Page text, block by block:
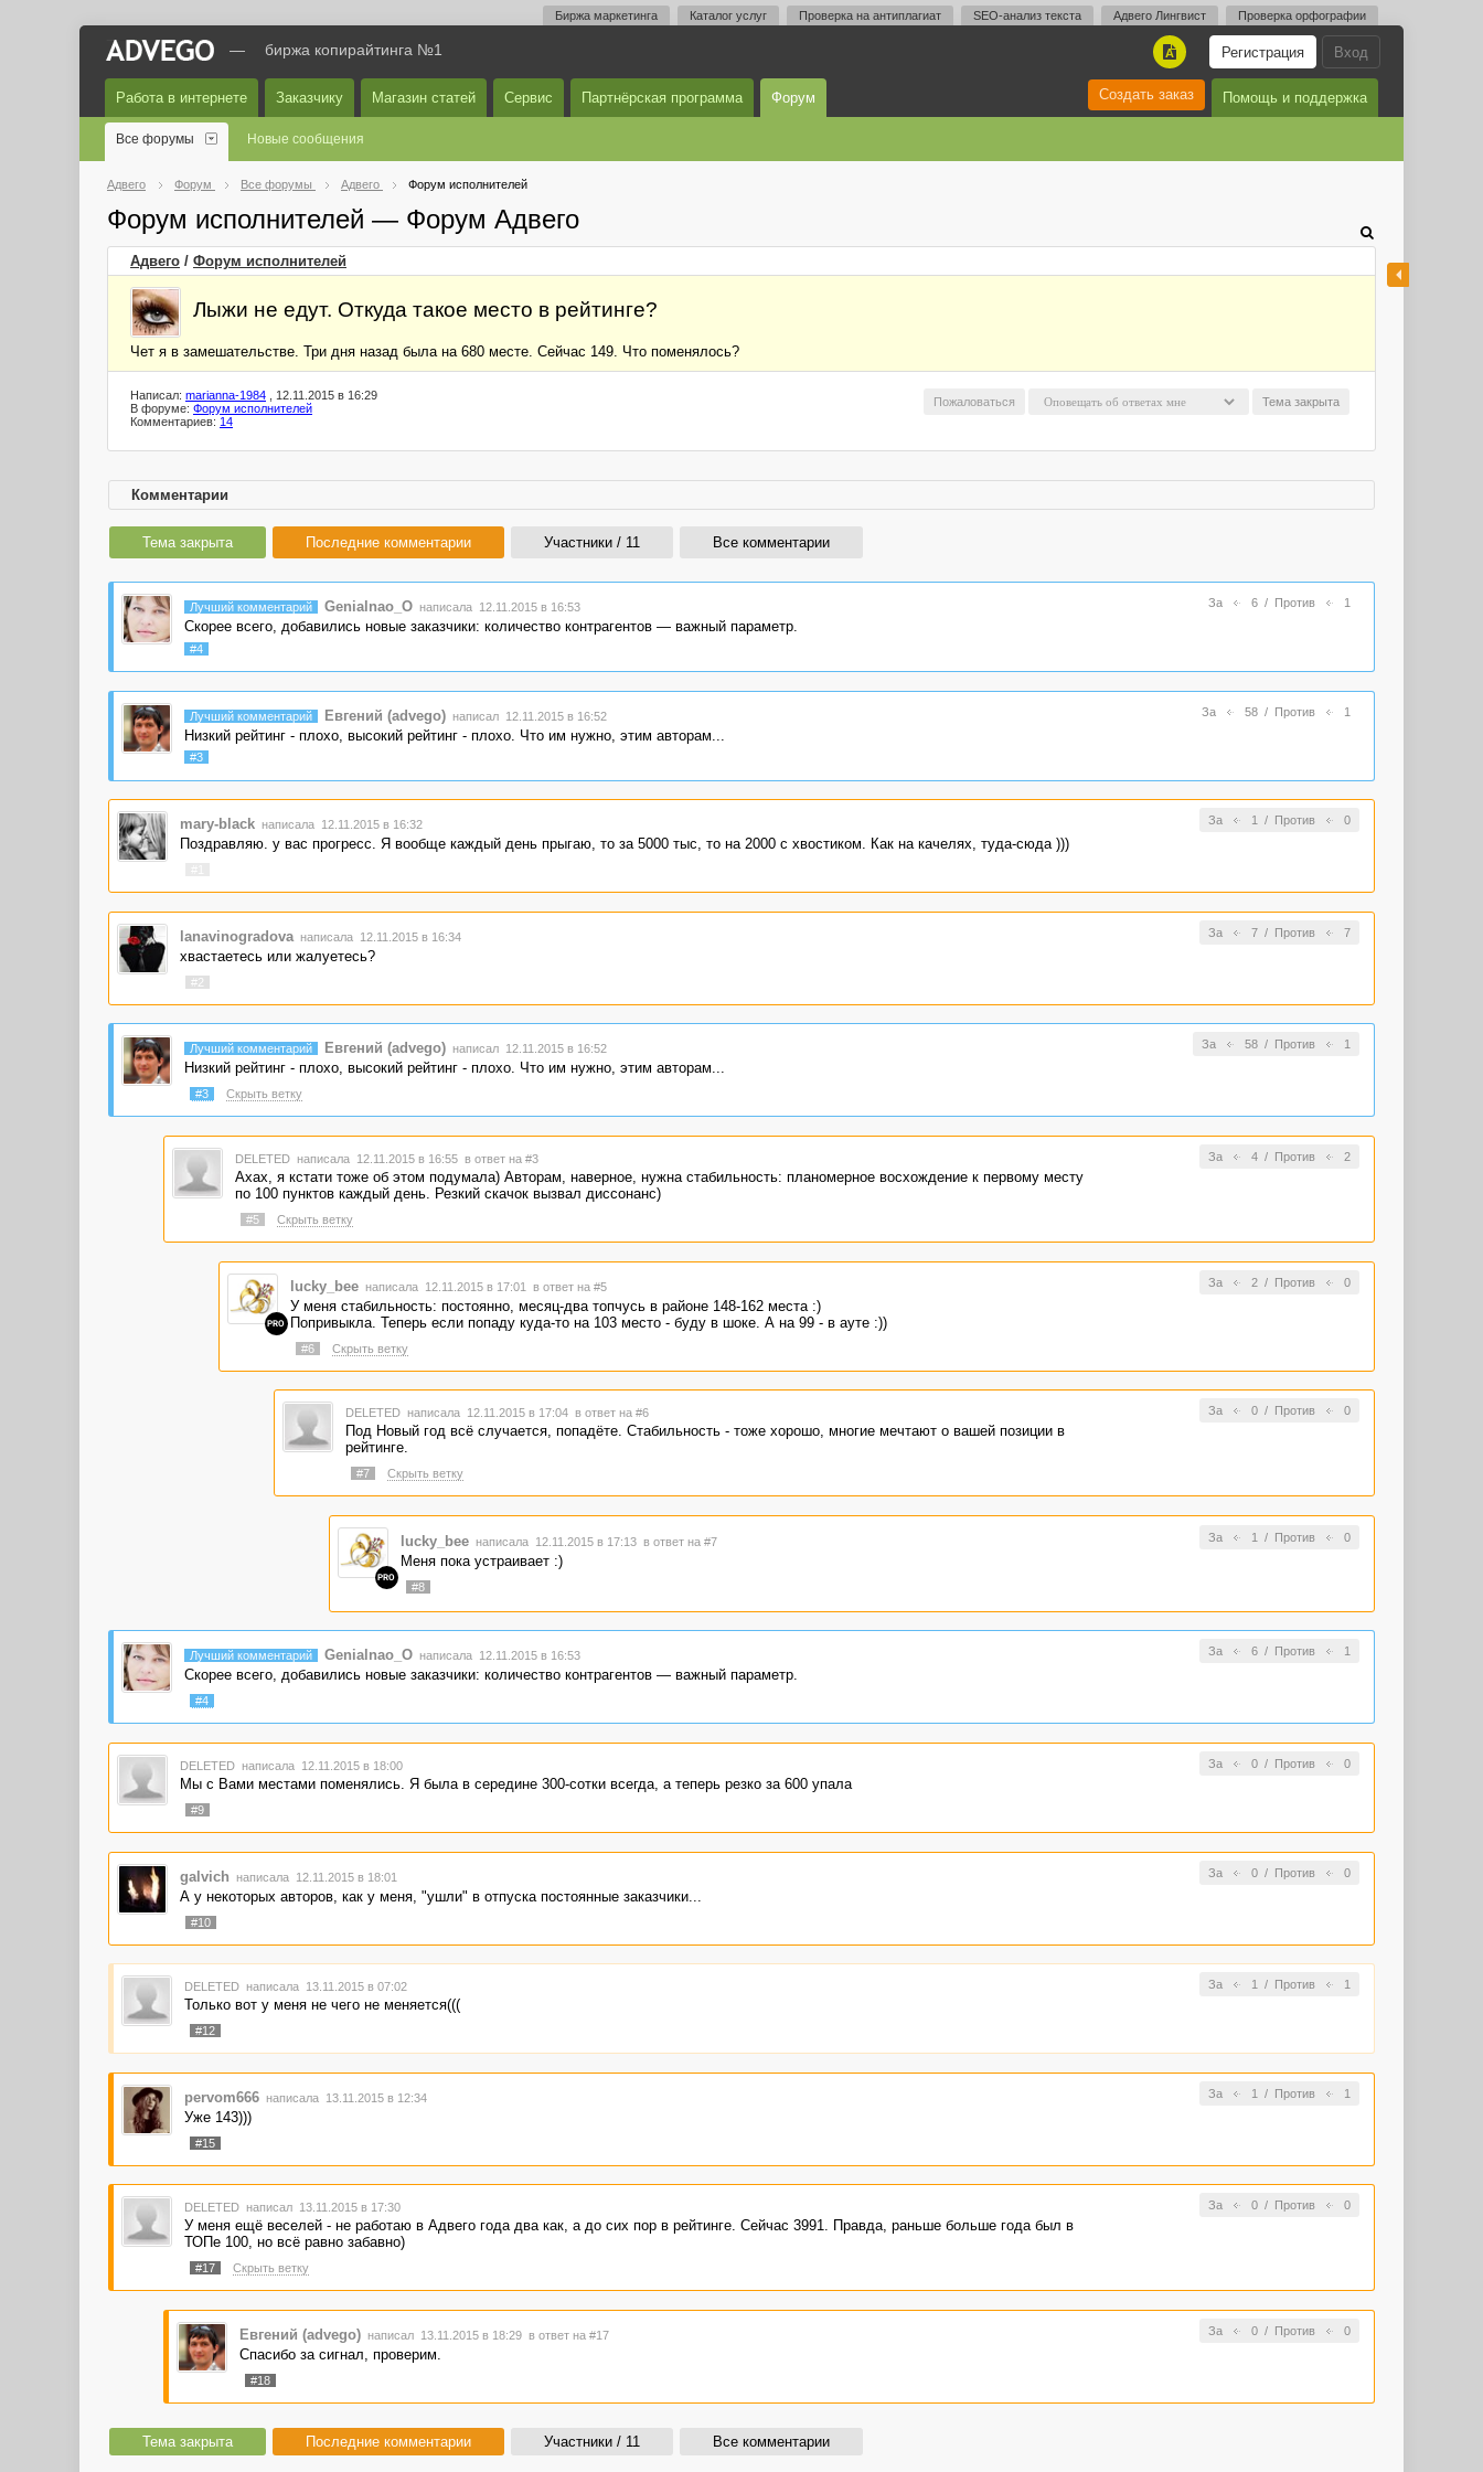
Биржа маркетинга Каталог услуг Проверка на антиплагиат SEO-анализ текста Адвего Лингвист Проверка орфографии
Вход
Регистрация
A
— биржа копирайтинга №1
Работа в интернете Заказчику Магазин статей Сервис Партнёрская программа Форум Помощь и поддержка
Создать заказ
Все форумы Новые сообщения
Адвего Форум Все форумы Адвего Форум исполнителей
Форум исполнителей — Форум Адвего
Адвего / Форум исполнителей
Лыжи не едут. Откуда такое место в рейтинге?
Чет я в замешательстве. Три дня назад была на 680 месте. Сейчас 149. Что поменялось?
Тема закрыта
Пожаловаться
Написал: marianna-1984 , 12.11.2015 в 16:29
В форуме: Форум исполнителей
Комментариев: 14
Комментарии
Тема закрыта Последние комментарии Участники / 11 Все комментарии
За 6/ Против 1
Лучший комментарий Genialnao_O написала 12.11.2015 в 16:53
Скорее всего, добавились новые заказчики: количество контрагентов — важный параметр.
#4
За 58/ Против 1
Лучший комментарий Евгений (advego) написал 12.11.2015 в 16:52
Низкий рейтинг - плохо, высокий рейтинг - плохо. Что им нужно, этим авторам...
#3
За 1 / Против 0
mary-black написала 12.11.2015 в 16:32
Поздравляю. у вас прогресс. Я вообще каждый день прыгаю, то за 5000 тыс, то на 2000 с хвостиком. Как на качелях, туда-сюда )))
За 7/ Против 7
lanavinogradova написала 12.11.2015 в 16:34
хвастаетесь или жалуетесь?
#2
За 58/ Против 1
Лучший комментарий Евгений (advego) написал 12.11.2015 в 16:52
Низкий рейтинг - плохо, высокий рейтинг - плохо. Что им нужно, этим авторам...
#3 Скрыть ветку
За 4/ Против 2
DELETED написала 12.11.2015 в 16:55 в ответ на #3
Ахах, я кстати тоже об этом подумала) Авторам, наверное, нужна стабильность: планомерное восхождение к первому месту
по 100 пунктов каждый день. Резкий скачок вызвал диссонанс)
#5 Скрыть ветку
PRO
За 2/ Против 0
lucky_bee написала 12.11.2015 в 17:01 в ответ на #5
У меня стабильность: постоянно, месяц-два топчусь в районе 148-162 места :)
Попривыкла. Теперь если попаду куда-то на 103 место - буду в шоке. А на 99 - в ауте :))
#6 Скрыть ветку
За 0/ Против 0
DELETED написала 12.11.2015 в 17:04 в ответ на #6
Под Новый год всё случается, попадёте. Стабильность - тоже хорошо, многие мечтают о вашей позиции в
рейтинге.
#7 Скрыть ветку
PRO
За 1 / Против 0
lucky_bee написала 12.11.2015 в 17:13 в ответ на #7
Меня пока устраивает :)
#8
За 6/ Против 1
Лучший комментарий Genialnao_O написала 12.11.2015 в 16:53
Скорее всего, добавились новые заказчики: количество контрагентов — важный параметр.
#4
За 0/ Против 0
DELETED написала 12.11.2015 в 18:00
Мы с Вами местами поменялись. Я была в середине 300-сотки всегда, а теперь резко за 600 упала
#9
За 0/ Против 0
galvich написала 12.11.2015 в 18:01
А у некоторых авторов, как у меня, "ушли" в отпуска постоянные заказчики...
#10
За 1 / Против 1
DELETED написала 13.11.2015 в 07:02
Только вот у меня не чего не меняется(((
#12
За 1 / Против 1
pervom666 написала 13.11.2015 в 12:34
Уже 143)))
#15
За 0/ Против 0
DELETED написал 13.11.2015 в 17:30
У меня ещё веселей - не работаю в Адвего года два как, а до сих пор в рейтинге. Сейчас 3991. Правда, раньше больше года был в
ТОПе 100, но всё равно забавно)
#17 Скрыть ветку
За 0/ Против 0
Евгений (advego) написал 13.11.2015 в 18:29 в ответ на #17
Спасибо за сигнал, проверим.
#18
Тема закрыта Последние комментарии Участники / 11 Все комментарии